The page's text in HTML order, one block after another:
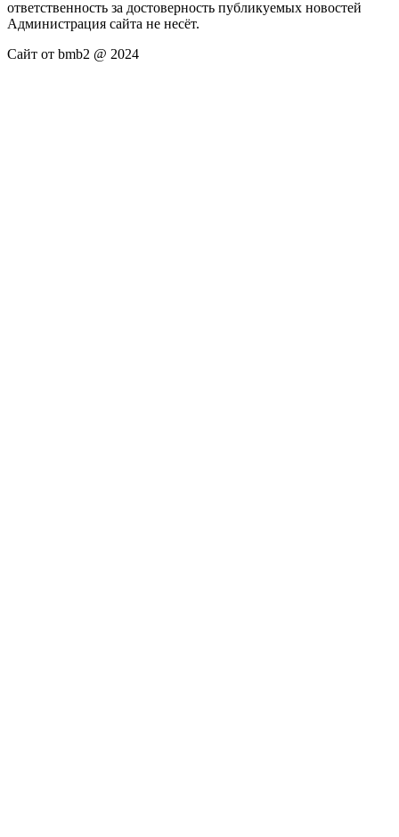
ответственность за достоверность публикуемых новостей
Администрация сайта не несёт.
Сайт от bmb2 @ 2024